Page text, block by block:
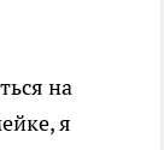
на
я